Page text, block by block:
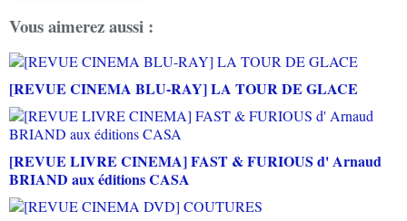
Vous aimerez aussi :
[REVUE CINEMA BLU-RAY] LA TOUR DE GLACE
[REVUE LIVRE CINEMA] FAST & FURIOUS d' Arnaud
BRIAND aux éditions CASA